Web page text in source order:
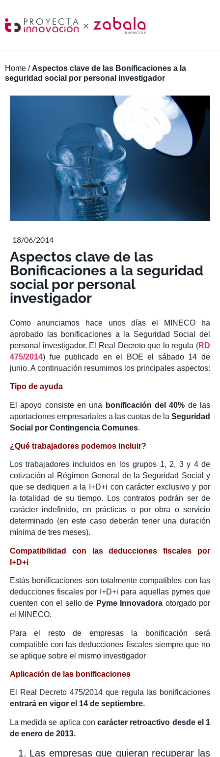
Home / Aspectos clave de las Bonificaciones a la
seguridad social por personal investigador
18/06/2014
Aspectos clave de las
Bonificaciones a la seguridad
social por personal
investigador
Como anunciamos hace unos días el MINECO ha
aprobado las bonificaciones a la Seguridad Social del
personal investigador. El Real Decreto que lo regula (RD
475/2014) fue publicado en el BOE el sábado 14 de
junio. A continuación resumimos los principales aspectos:
Tipo de ayuda
El apoyo consiste en una bonificación del 40% de las
aportaciones empresariales a las cuotas de la Seguridad
Social por Contingencia Comunes.
¿Qué trabajadores podemos incluir?
Los trabajadores incluidos en los grupos 1, 2, 3 y 4 de
cotización al Régimen General de la Seguridad Social y
que se dediquen a la I+D+i con carácter exclusivo y por
la totalidad de su tiempo. Los contratos podrán ser de
carácter indefinido, en prácticas o por obra o servicio
determinado (en este caso deberán tener una duración
mínima de tres meses).
Compatibilidad con las deducciones fiscales por
I+D+i
Estás bonificaciones son totalmente compatibles con las
deducciones fiscales por I+D+i para aquellas pymes que
cuenten con el sello de Pyme Innovadora otorgado por
el MINECO.
Para el resto de empresas la bonificación será
compatible con las deducciones fiscales siempre que no
se aplique sobre el mismo investigador
Aplicación de las bonificaciones
El Real Decreto 475/2014 que regula las bonificaciones
entrará en vigor el 14 de septiembre.
La medida se aplica concarácter retroactivo desde el 1
de enero de 2013.
Las empresas que quieran recuperar las